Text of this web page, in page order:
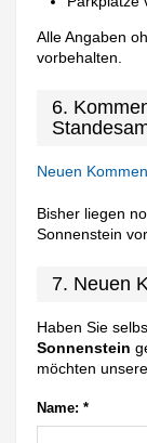
Alle Angaben
vorbehalten.
6.
Neuen
Bisher liegen
Sonnenstein vor.
7. Neuen
Haben Sie
Sonnenstein
möchten
Name: *